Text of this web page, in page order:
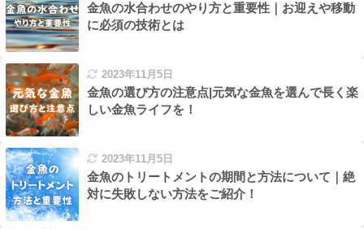
金魚の水合わせのやり方と重要性｜お迎えや移動
に必須の技術とは
2023年11月5日
金魚の選び方の注意点|元気な金魚を選んで長く楽
しい金魚ライフを！
2023年11月5日
金魚のトリートメントの期間と方法について｜絶
対に失敗しない方法をご紹介！